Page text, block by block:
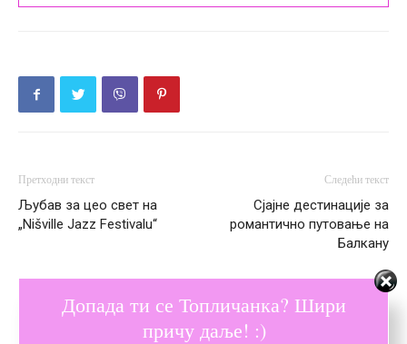
Претходни текст
Љубав за цео свет на
„Nišville Jazz Festivalu“
Следећи текст
Сјајне дестинације за
романтично путовање на
Балкану
ПОВЕЗАНЕ ОБЈАВЕ ВИШЕ ОД АУТОРА
Допада ти се Топличанка? Шири
причу даље! :)